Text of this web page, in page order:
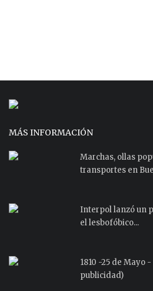
MÁS INFORMACIÓN
Marchas, ollas
transportes en
Interpol lanzó un
el lesbofóbico...
1810 -25 de Mayo
publicidad)